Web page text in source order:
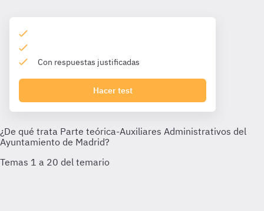
Con respuestas justificadas
Hacer test